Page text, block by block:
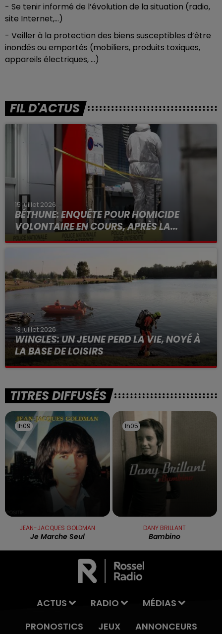
- Se tenir informé de l’évolution de la situation (radio,
site Internet,…)
- Veiller à la protection des biens susceptibles d’être
inondés ou emportés (mobiliers, produits toxiques,
appareils électriques, …)
FIL D'ACTUS
15 juillet 2026
BÉTHUNE: ENQUÊTE POUR HOMICIDE
VOLONTAIRE EN COURS, APRÈS LA...
Selon les premiers éléments, le logement servait
13 juillet 2026
WINGLES: UN JEUNE PERD LA VIE, NOYÉ À
LA BASE DE LOISIRS
La victime a coulé à pic
TITRES DIFFUSÉS
1h09
1h09
JEAN-JACQUES GOLDMAN
Je Marche Seul
1h05
1h05
DANY BRILLANT
Bambino
ACTUS RADIO
MÉDIAS
PRONOSTICS
JEUX ANNONCEURS